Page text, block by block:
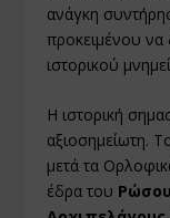
ανάγκη
προκειμένου να
ιστορικού
Η ιστορική
αξιοσημείωτη.
μετά τα
έδρα του